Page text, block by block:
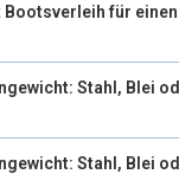
für
Stahl, Blei
Stahl, Blei